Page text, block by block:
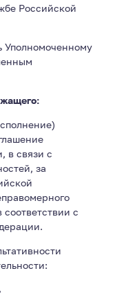
Российской
Уполномоченному
в связи с
за
соответствии с